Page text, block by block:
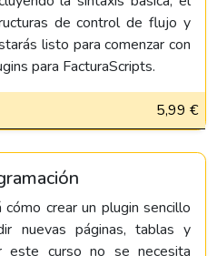
de control de flujo y
listo para comenzar con
para FacturaScripts.
5,99 €
crear un plugin sencillo
nuevas páginas, tablas y
este curso no se necesita